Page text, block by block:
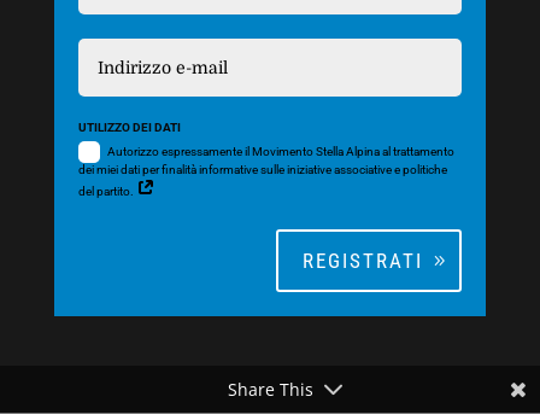
UTILIZZO DEI DATI
Autorizzo espressamente il Movimento Stella Alpina al trattamento
dei miei dati per finalità informative sulle iniziative associative e politiche
del partito.
REGISTRATI
Share This